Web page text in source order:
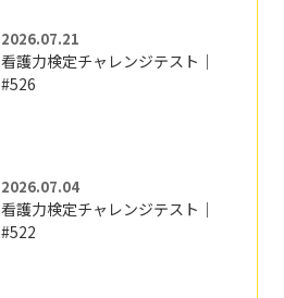
2026.07.21
看護力検定チャレンジテスト｜
#526
2026.07.04
看護力検定チャレンジテスト｜
#522